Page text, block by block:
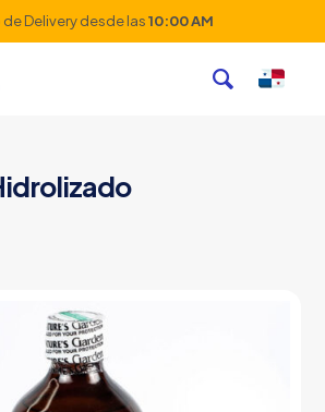
de Delivery desde las10:00 AM